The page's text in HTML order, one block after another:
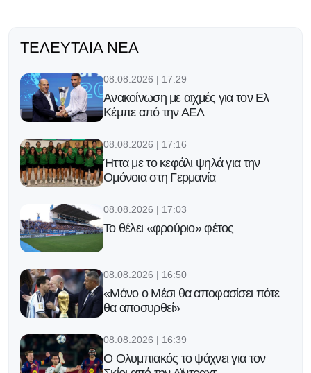
ΤΕΛΕΥΤΑΊΑ ΝΈΑ
08.08.2026 | 17:29
Ανακοίνωση με αιχμές για τον Ελ
Κέμπε από την ΑΕΛ
08.08.2026 | 17:16
Ήττα με το κεφάλι ψηλά για την
Ομόνοια στη Γερμανία
08.08.2026 | 17:03
Το θέλει «φρούριο» φέτος
08.08.2026 | 16:50
«Μόνο ο Μέσι θα αποφασίσει πότε
θα αποσυρθεί»
08.08.2026 | 16:39
Ο Ολυμπιακός το ψάχνει για τον